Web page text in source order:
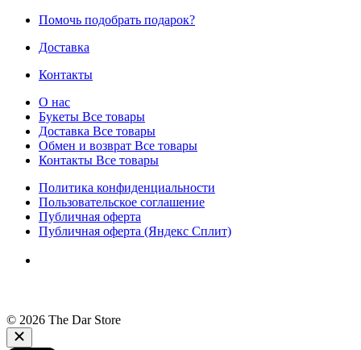
Помочь подобрать подарок?
Доставка
Контакты
О нас
Букеты Все товары
Доставка Все товары
Обмен и возврат Все товары
Контакты Все товары
Политика конфиденциальности
Пользовательское соглашение
Публичная оферта
Публичная оферта (Яндекс Сплит)
© 2026 The Dar Store